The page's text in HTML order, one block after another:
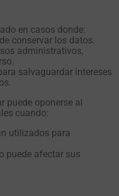
en casos donde:
conservar los datos.
administrativos,
salvaguardar intereses
puede oponerse al
cuando:
utilizados para
puede afectar sus